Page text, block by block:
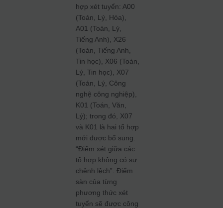
hợp xét tuyển: A00
(Toán, Lý, Hóa),
A01 (Toán, Lý,
Tiếng Anh), X26
(Toán, Tiếng Anh,
Tin học), X06 (Toán,
Lý, Tin học), X07
(Toán, Lý, Công
nghệ công nghiệp),
K01 (Toán, Văn,
Lý); trong đó, X07
và K01 là hai tổ hợp
mới được bổ sung.
“Điểm xét giữa các
tổ hợp không có sự
chênh lệch”. Điểm
sàn của từng
phương thức xét
tuyển sẽ được công